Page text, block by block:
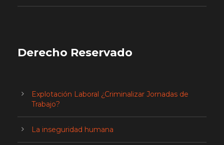
Derecho Reservado
Explotación Laboral ¿Criminalizar Jornadas de
Trabajo?
La inseguridad humana